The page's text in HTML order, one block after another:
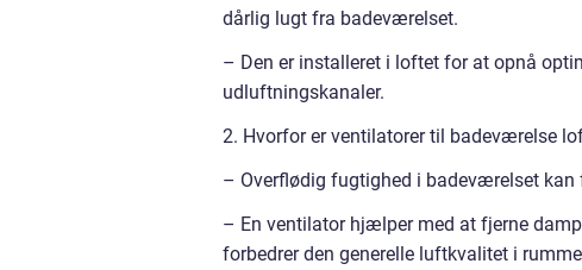
dårlig lugt fra badeværelset.
– Den er installeret i loftet for at opnå
udluftningskanaler.
2. Hvorfor er ventilatorer til badeværelse
– Overflødig fugtighed i badeværelset
– En ventilator hjælper med at fjerne
forbedrer den generelle luftkvalitet i